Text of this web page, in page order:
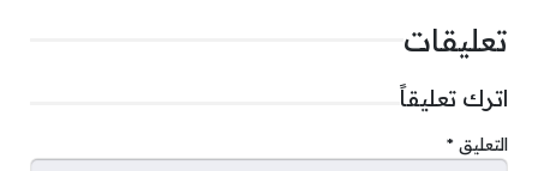
تعليقات
اترك تعليقاً
التعليق *